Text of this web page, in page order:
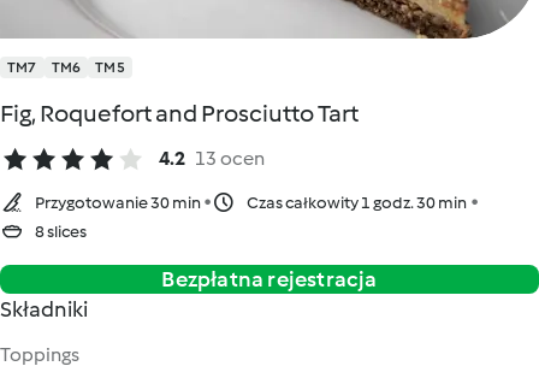
TM7 TM6 TM5
Fig, Roquefort and Prosciutto Tart
4.2 13 ocen
Przygotowanie 30 min
Czas całkowity 1 godz. 30 min
8 slices
Bezpłatna rejestracja
Składniki
Toppings